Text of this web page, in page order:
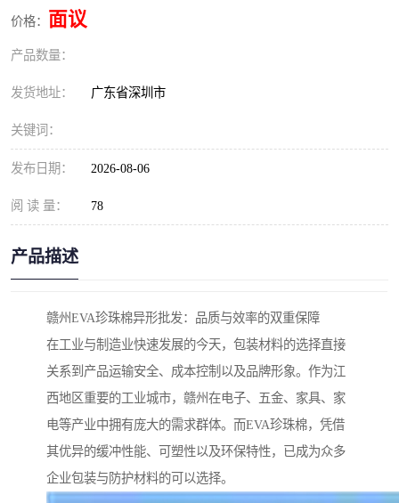
价格： 面议
产品数量：
发货地址： 广东省深圳市
关键词：
发布日期： 2026-08-06
阅 读 量： 78
产品描述
赣州EVA珍珠棉异形批发：品质与效率的双重保障
在工业与制造业快速发展的今天，包装材料的选择直接
关系到产品运输安全、成本控制以及品牌形象。作为江
西地区重要的工业城市，赣州在电子、五金、家具、家
电等产业中拥有庞大的需求群体。而EVA珍珠棉，凭借
其优异的缓冲性能、可塑性以及环保特性，已成为众多
企业包装与防护材料的可以选择。